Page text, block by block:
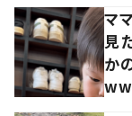
マ
見
か
ww